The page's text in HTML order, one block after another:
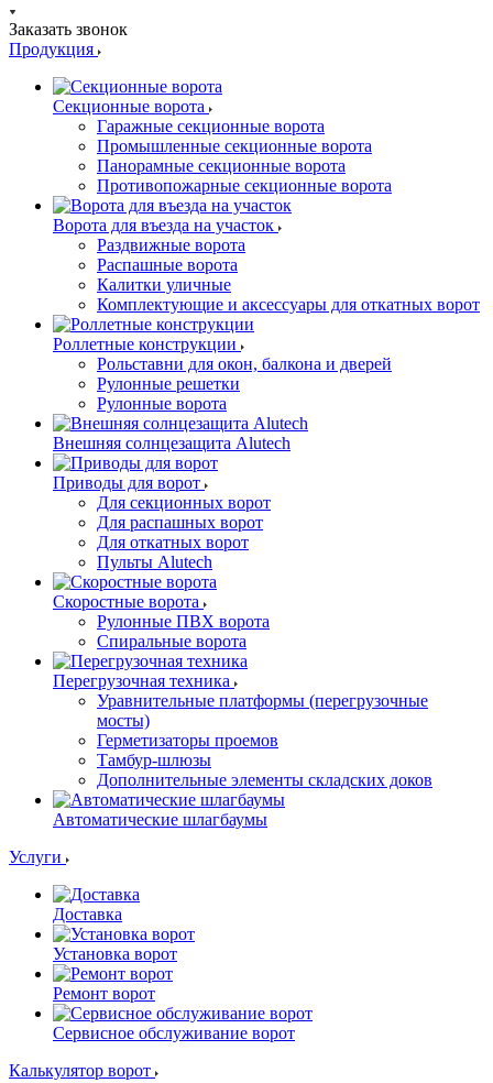
Заказать звонок
Продукция
Секционные ворота
Гаражные секционные ворота
Промышленные секционные ворота
Панорамные секционные ворота
Противопожарные секционные ворота
Ворота для въезда на участок
Раздвижные ворота
Распашные ворота
Калитки уличные
Комплектующие и аксессуары для откатных ворот
Роллетные конструкции
Рольставни для окон, балкона и дверей
Рулонные решетки
Рулонные ворота
Внешняя солнцезащита Alutech
Приводы для ворот
Для секционных ворот
Для распашных ворот
Для откатных ворот
Пульты Alutech
Скоростные ворота
Рулонные ПВХ ворота
Спиральные ворота
Перегрузочная техника
Уравнительные платформы (перегрузочные
мосты)
Герметизаторы проемов
Тамбур-шлюзы
Дополнительные элементы складских доков
Автоматические шлагбаумы
Услуги
Доставка
Установка ворот
Ремонт ворот
Сервисное обслуживание ворот
Калькулятор ворот